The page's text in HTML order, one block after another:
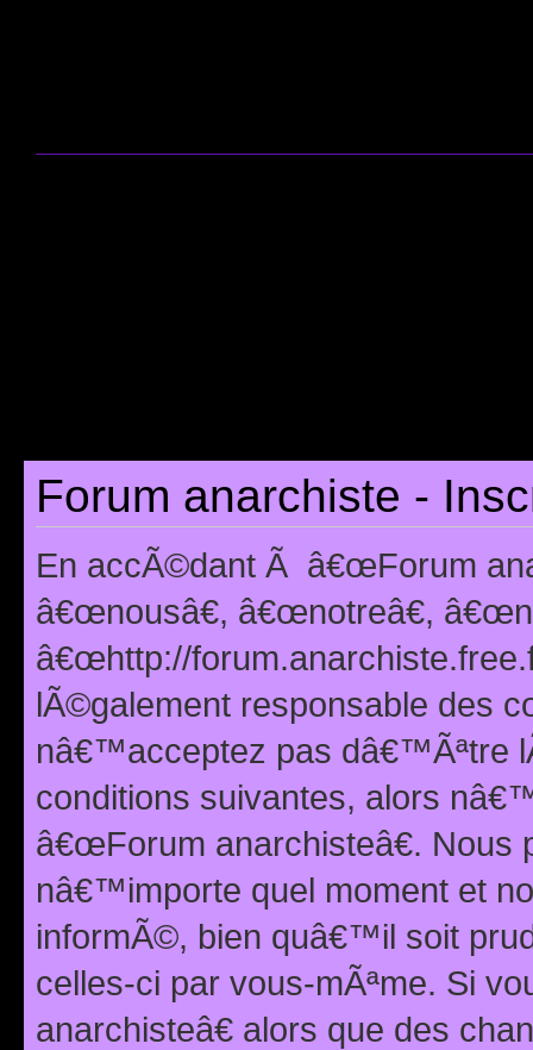
Forum anarchiste -
En accÃ©dant Ã â€œForum
â€œnousâ€, â€œnotreâ€,
â€œhttp://
lÃ©galement responsable des
nâ€™acceptez pas dâ€™Ãªtre
conditions suivantes, alors
â€œForum anarchisteâ€.
nâ€™importe quel moment et
informÃ©, bien quâ€™il soit
celles-ci par vous-mÃªme. Si
anarchisteâ€ alors que des